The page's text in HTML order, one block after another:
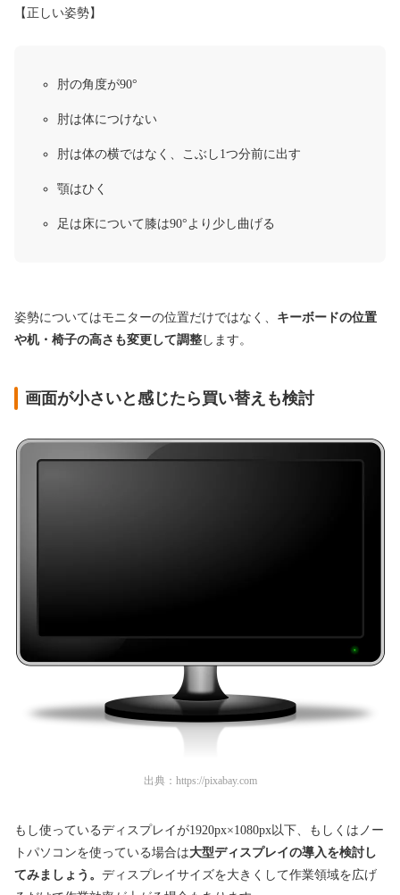
【正しい姿勢】
肘の角度が90°
肘は体につけない
肘は体の横ではなく、こぶし1つ分前に出す
顎はひく
足は床について膝は90°より少し曲げる
姿勢についてはモニターの位置だけではなく、 キーボードの位置
や机・椅子の高さも変更して調整 します。
画面が小さいと感じたら買い替えも検討
出典： https://pixabay.com
もし使っているディスプレイが1920px×1080px以下、もしくはノー
トパソコンを使っている場合は大型ディスプレイの導入を検討し
てみましょう。 ディスプレイサイズを大きくして作業領域を広げ